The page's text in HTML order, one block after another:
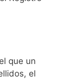
que un
el